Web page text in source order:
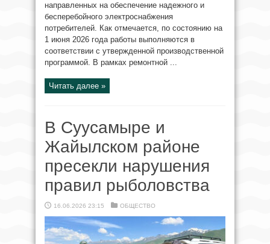
направленных на обеспечение надежного и
бесперебойного электроснабжения
потребителей. Как отмечается, по состоянию на
1 июня 2026 года работы выполняются в
соответствии с утвержденной производственной
программой. В рамках ремонтной ...
Читать далее »
В Суусамыре и
Жайылском районе
пресекли нарушения
правил рыболовства
16.06.2026 23:15 ОБЩЕСТВО